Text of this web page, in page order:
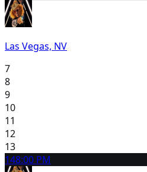
Las Vegas, NV
7
8
9
10
11
12
13
148:00 PM